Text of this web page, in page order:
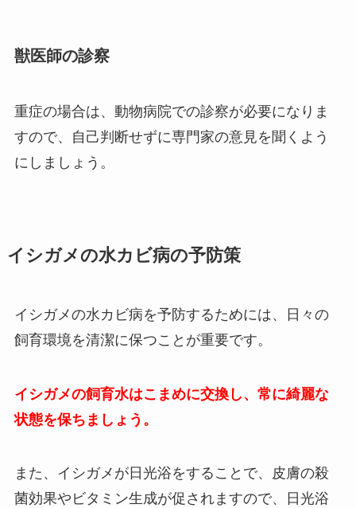
獣医師の診察
重症の場合は、動物病院での診察が必要になりま
すので、自己判断せずに専門家の意見を聞くよう
にしましょう。
イシガメの水カビ病の予防策
イシガメの水カビ病を予防するためには、日々の
飼育環境を清潔に保つことが重要です。
イシガメの飼育水はこまめに交換し、常に綺麗な
状態を保ちましょう。
また、イシガメが日光浴をすることで、皮膚の殺
菌効果やビタミン生成が促されますので、日光浴